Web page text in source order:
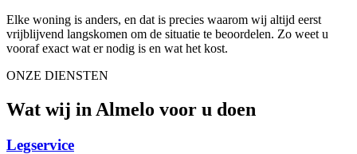
Elke woning is anders, en dat is precies waarom wij altijd eerst
vrijblijvend langskomen om de situatie te beoordelen. Zo weet u
vooraf exact wat er nodig is en wat het kost.
ONZE DIENSTEN
Wat wij in Almelo voor u doen
Legservice